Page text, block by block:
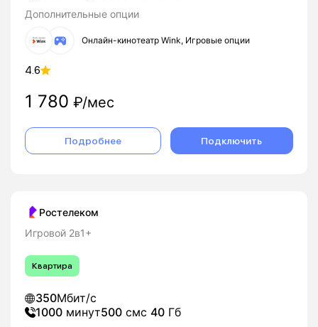
Дополнительные опции
Онлайн-кинотеатр Wink, Игровые опции
4.6
1 780 ₽/мес
Подробнее Подключить
Ростелеком
Игровой 2в1+
Квартира
350Мбит/с
1000 минут500 смс 40 Гб